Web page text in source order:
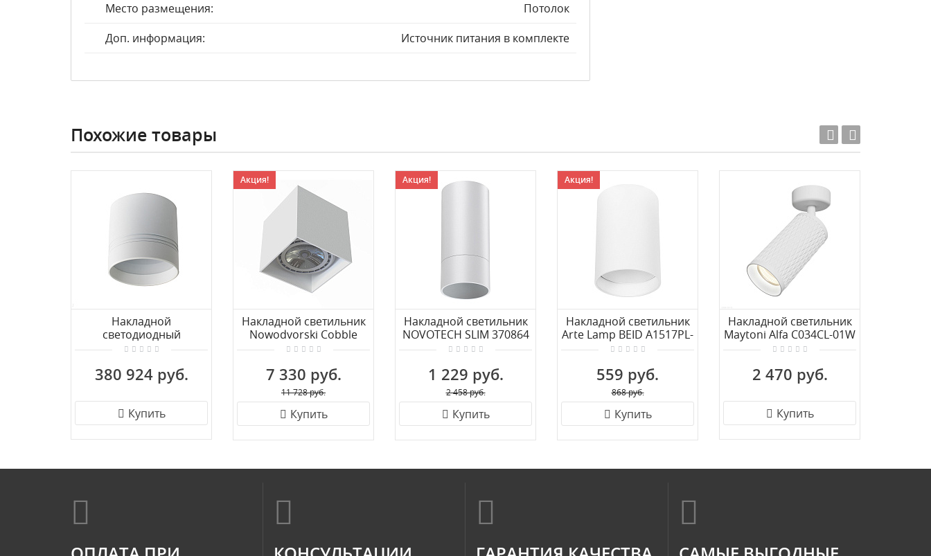
Место размещения:
Потолок
Доп. информация:
Источник питания в комплекте
Похожие товары
Накладной
светодиодный
светильник Donolux
White R
380 924 руб.
Купить
Акция!
Накладной светильник
Nowodvorski Cobble
7791
7 330 руб.
11 728 руб.
Купить
Акция!
Накладной светильник
NOVOTECH SLIM 370864
1 229 руб.
2 458 руб.
Купить
Акция!
Накладной светильник
Arte Lamp BEID A1517PL-
1WH
559 руб.
868 руб.
Купить
Накладной светильник
Maytoni Alfa C034CL-01W
2 470 руб.
Купить